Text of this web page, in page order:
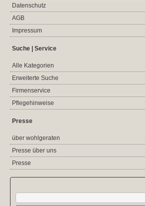
Datenschutz
AGB
Impressum
Suche | Service
Alle Kategorien
Erweiterte Suche
Firmenservice
Pflegehinweise
Presse
über wohlgeraten
Presse über uns
Presse